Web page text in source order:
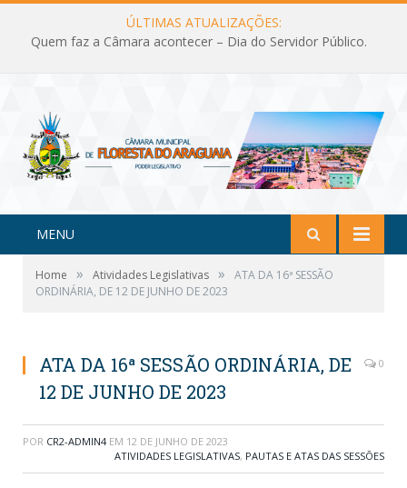
ÚLTIMAS ATUALIZAÇÕES:
Quem faz a Câmara acontecer – Dia do Servidor Público.
MENU
Home » Atividades Legislativas »
ATA DA 16ª SESSÃO
ORDINÁRIA, DE 12 DE JUNHO DE 2023
ATA DA 16ª SESSÃO ORDINÁRIA, DE
12 DE JUNHO DE 2023
0
POR CR2-ADMIN4 EM 12 DE JUNHO DE 2023
ATIVIDADES LEGISLATIVAS, PAUTAS E ATAS DAS SESSÕES